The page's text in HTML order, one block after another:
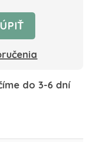
do 3-6 dní